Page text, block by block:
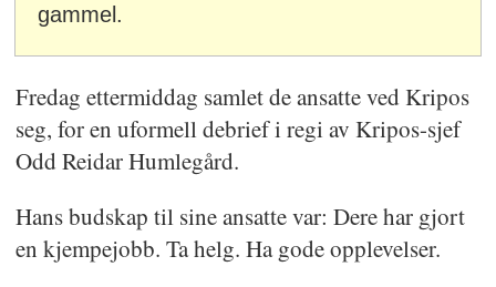
gammel.
Fredag ettermiddag samlet de ansatte ved Kripos
seg, for en uformell debrief i regi av Kripos-sjef
Odd Reidar Humlegård.
Hans budskap til sine ansatte var: Dere har gjort
en kjempejobb. Ta helg. Ha gode opplevelser.